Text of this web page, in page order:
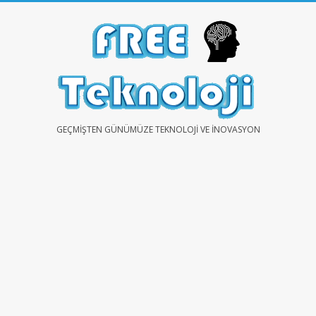
FREEGEÇMIŞTEN GÜNÜMÜZE TEKNOLOJI VE İNOVASYON